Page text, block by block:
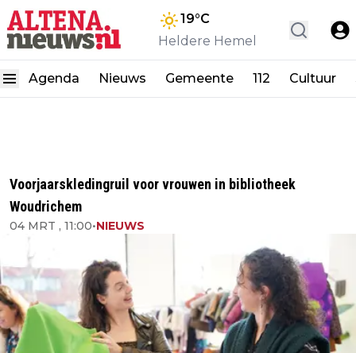
19°C
Heldere Hemel
Agenda Nieuws Gemeente 112 Cultuur
Voorjaarskledingruil voor vrouwen in bibliotheek
Woudrichem
04 MRT , 11:00•NIEUWS